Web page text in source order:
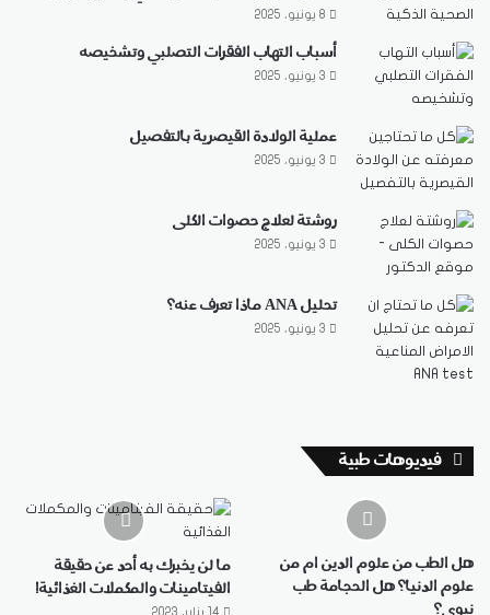
8 يونيو، 2025
أسباب التهاب الفقرات التصلبي وتشخيصه
3 يونيو، 2025
عملية الولادة القيصرية بالتفصيل
3 يونيو، 2025
روشتة لعلاج حصوات الكلى
3 يونيو، 2025
تحليل ANA ماذا تعرف عنه؟
3 يونيو، 2025
فيديوهات طبية
هل الطب من علوم الدين ام من
علوم الدنيا؟ هل الحجامة طب
نبوي؟
ما لن يخبرك به أحد عن حقيقة
الفيتامينات والمكملات الغذائية!
14 يناير، 2023